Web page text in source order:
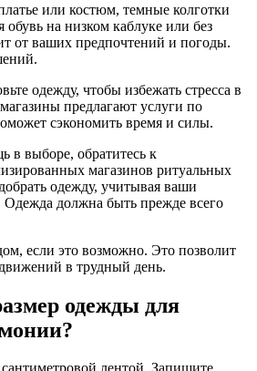
или костюм, темные колготки
обувь на низком каблуке или без
от ваших предпочтений и погоды.
одежду, чтобы избежать стресса в
предлагают услуги по
сэкономить время и силы.
в выборе, обратитесь к
магазинов ритуальных
одежду, учитывая ваши
должна быть прежде всего
если это возможно. Это позволит
в трудный день.
одежды для